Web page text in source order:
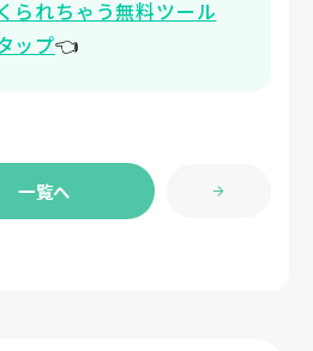
られちゃう無料ツール
ップ👈
一覧へ